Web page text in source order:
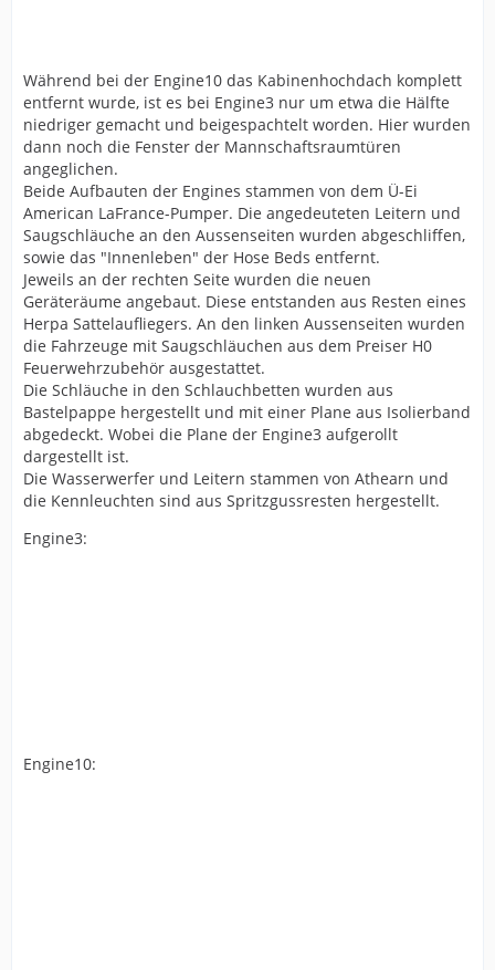
Während bei der Engine10 das Kabinenhochdach komplett
entfernt wurde, ist es bei Engine3 nur um etwa die Hälfte
niedriger gemacht und beigespachtelt worden. Hier wurden
dann noch die Fenster der Mannschaftsraumtüren
angeglichen.
Beide Aufbauten der Engines stammen von dem Ü-Ei
American LaFrance-Pumper. Die angedeuteten Leitern und
Saugschläuche an den Aussenseiten wurden abgeschliffen,
sowie das "Innenleben" der Hose Beds entfernt.
Jeweils an der rechten Seite wurden die neuen
Geräteräume angebaut. Diese entstanden aus Resten eines
Herpa Sattelaufliegers. An den linken Aussenseiten wurden
die Fahrzeuge mit Saugschläuchen aus dem Preiser H0
Feuerwehrzubehör ausgestattet.
Die Schläuche in den Schlauchbetten wurden aus
Bastelpappe hergestellt und mit einer Plane aus Isolierband
abgedeckt. Wobei die Plane der Engine3 aufgerollt
dargestellt ist.
Die Wasserwerfer und Leitern stammen von Athearn und
die Kennleuchten sind aus Spritzgussresten hergestellt.
Engine3:
Engine10: